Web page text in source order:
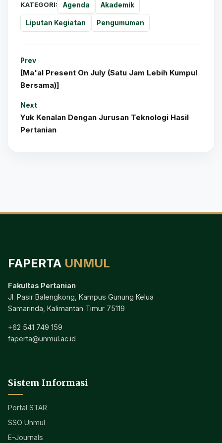
KATEGORI: Agenda Akademik
Liputan Kegiatan Pengumuman
Prev
[Ma'al Present On July (Satu Jam Lebih Kumpul
Bersama)]
Next
Yuk Kenalan Dengan Jurusan Teknologi Hasil
Pertanian
FAPERTA UNMUL
Fakultas Pertanian
Jl. Pasir Balengkong, Kampus Gunung Kelua
Samarinda, Kalimantan Timur 75119
+62 541 749 159
faperta@unmul.ac.id
Sistem Informasi
Portal STAR
SSO Unmul
E-Journals